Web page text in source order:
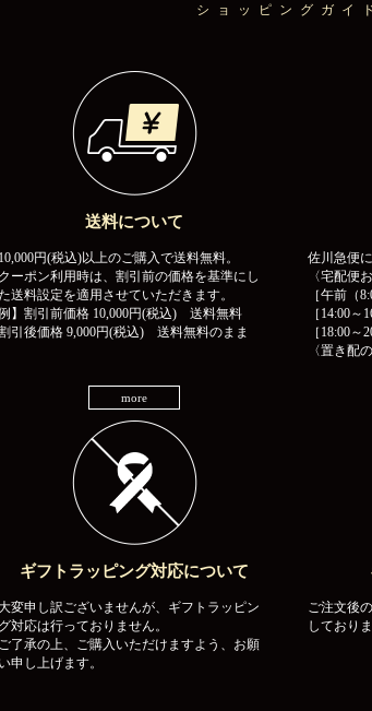
ショッピングガイ
送料について
10,000円(税込)以上のご購入で送料無料。
クーポン利用時は、割引前の価格を基準にし
送料設定を適用させていただきます。
】割引前価格 10,000円(税込) 送料無料
引後価格 9,000円(税込) 送料無料のまま
more
佐川急便
〈宅配便
［午前（
［14:00～
［18:00～
〈置き配
ギフトラッピング対応について
変申し訳ございませんが、ギフトラッピン
グ対応は行っておりません。
ご了承の上、ご購入いただけますよう、お願
い申し上げます。
ご注文後
しておりま